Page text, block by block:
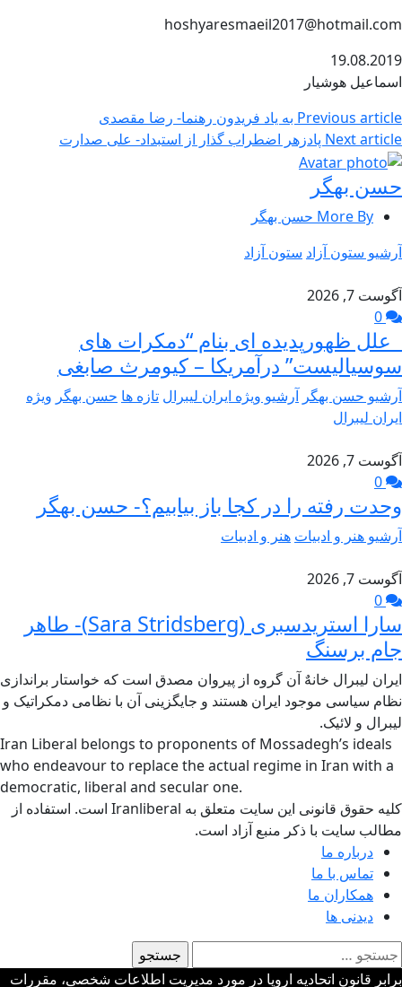
hoshyaresmaeil2017@hotmail.com
19.08.2019
اسماعیل هوشیار
Previous article به یاد فریدون رهنما- رضا مقصدی
Next article پادزهر اضطراب گذار از استبداد- علی صدارت
حسن بهگر
More By حسن بهگر
آرشیو ستون آزاد ستون آزاد
آگوست 7, 2026
علل ظهورپدیده ای بنام “دمکرات های
سوسیالیست” درآمریکا – کیومرث صابغی
آرشیو حسن بهگر آرشیو ویژه ایران لیبرال تازه ها حسن بهگر ویژه
ایران لیبرال
آگوست 7, 2026
وحدت رفته را در کجا باز بیابیم؟- حسن بهگر
آرشیو هنر و ادبیات هنر و ادبیات
آگوست 7, 2026
سارا استریدسبری (Sara Stridsberg)- طاهر
جام برسنگ
ایران لیبرال خانهٌ آن گروه از پیروان مصدق است که خواستار براندازی
نظام سیاسی موجود ایران هستند و جایگزینی آن با نظامی دمکراتیک و
لیبرال و لائیک.
Iran Liberal belongs to proponents of Mossadegh’s ideals
who endeavour to replace the actual regime in Iran with a
democratic, liberal and secular one.
کلیه حقوق قانونی این سایت متعلق به Iranliberal است. استفاده از
مطالب سایت با ذکر منبع آزاد است.
درباره ما
تماس با ما
همکاران ما
دیدنی ها
جستجو
برای:
برابر قانون اتحادیه اروپا در مورد مدیریت اطلاعات شخصی، مقررات